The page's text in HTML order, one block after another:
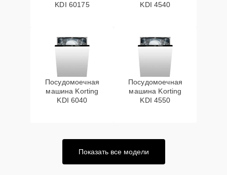
KDI 60175
KDI 4540
Посудомоечная
машина Korting
KDI 6040
Посудомоечная
машина Korting
KDI 4550
Показать все модели